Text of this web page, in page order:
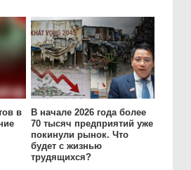
в
В начале 2026 года более
70 тысяч предприятий уже
покинули рынок. Что
будет с жизнью
трудящихся?